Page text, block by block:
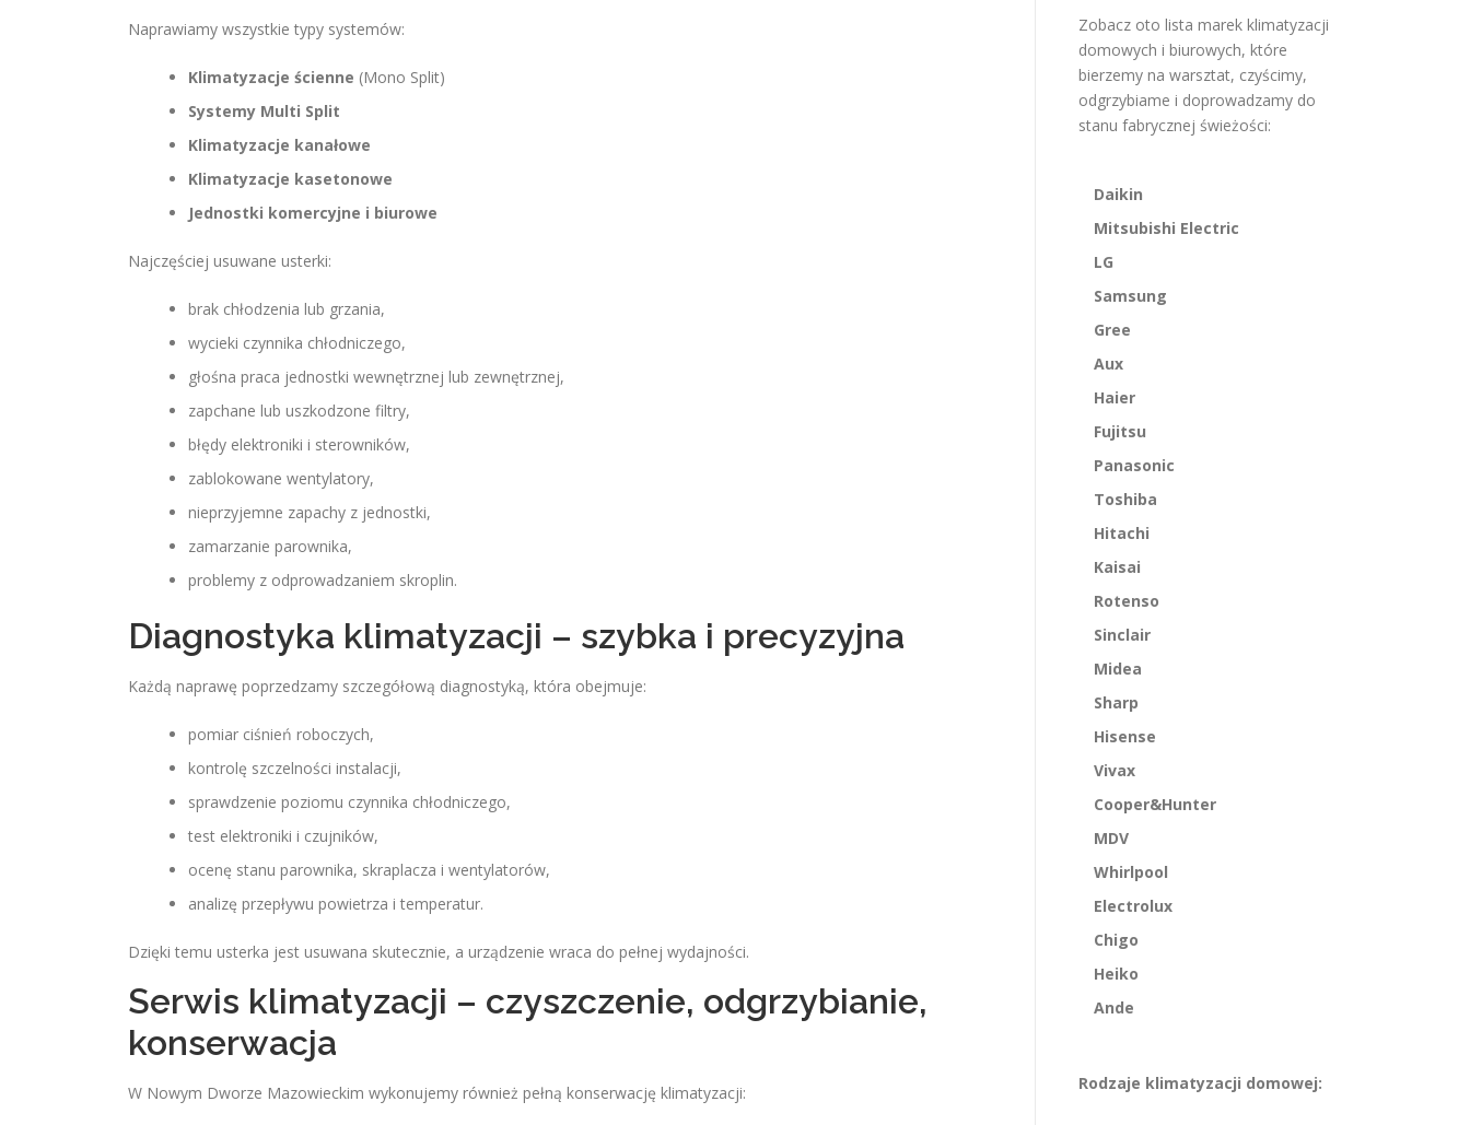
Naprawiamy wszystkie typy systemów:
Klimatyzacje ścienne (Mono Split)
Systemy Multi Split
Klimatyzacje kanałowe
Klimatyzacje kasetonowe
Jednostki komercyjne i biurowe
Najczęściej usuwane usterki:
brak chłodzenia lub grzania,
wycieki czynnika chłodniczego,
głośna praca jednostki wewnętrznej lub zewnętrznej,
zapchane lub uszkodzone filtry,
błędy elektroniki i sterowników,
zablokowane wentylatory,
nieprzyjemne zapachy z jednostki,
zamarzanie parownika,
problemy z odprowadzaniem skroplin.
Diagnostyka klimatyzacji – szybka i precyzyjna
Każdą naprawę poprzedzamy szczegółową diagnostyką, która obejmuje:
pomiar ciśnień roboczych,
kontrolę szczelności instalacji,
sprawdzenie poziomu czynnika chłodniczego,
test elektroniki i czujników,
ocenę stanu parownika, skraplacza i wentylatorów,
analizę przepływu powietrza i temperatur.
Dzięki temu usterka jest usuwana skutecznie, a urządzenie wraca do pełnej wydajności.
Serwis klimatyzacji – czyszczenie, odgrzybianie,
konserwacja
W Nowym Dworze Mazowieckim wykonujemy również pełną konserwację klimatyzacji:
Zobacz oto lista marek klimatyzacji
domowych i biurowych, które
bierzemy na warsztat, czyścimy,
odgrzybiame i doprowadzamy do
stanu fabrycznej świeżości:
Daikin
Mitsubishi Electric
LG
Samsung
Gree
Aux
Haier
Fujitsu
Panasonic
Toshiba
Hitachi
Kaisai
Rotenso
Sinclair
Midea
Sharp
Hisense
Vivax
Cooper&Hunter
MDV
Whirlpool
Electrolux
Chigo
Heiko
Ande
Rodzaje klimatyzacji domowej: